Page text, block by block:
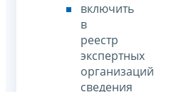
включить
в
реестр
экспертных
организаций
сведения